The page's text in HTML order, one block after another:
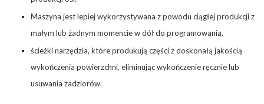
Maszyna jest lepiej wykorzystywana z powodu ciągłej produkcji z
małym lub żadnym momencie w dół do programowania.
ścieżki narzędzia, które produkują części z doskonałą jakością
wykończenia powierzchni, eliminując wykończenie ręcznie lub
usuwania zadziorów.